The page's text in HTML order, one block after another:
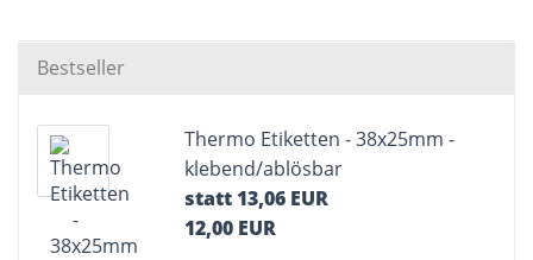
Bestseller
Thermo Etiketten - 38x25mm -
klebend/ablösbar
statt 13,06 EUR
12,00 EUR